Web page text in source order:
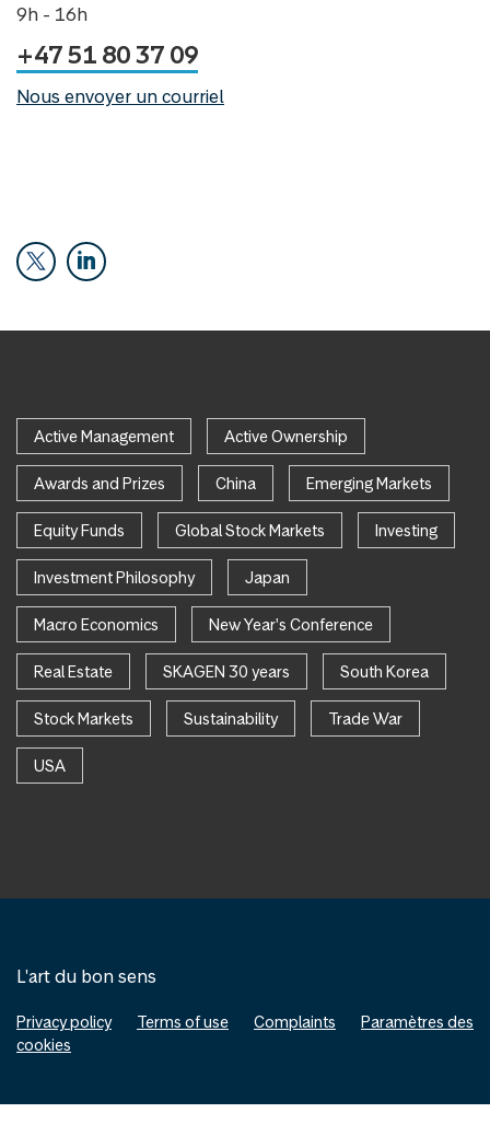
9h - 16h
+47 51 80 37 09
Nous envoyer un courriel
Active Management Active Ownership
Awards and Prizes China Emerging Markets
Equity Funds Global Stock Markets Investing
Investment Philosophy Japan
Macro Economics New Year's Conference
Real Estate SKAGEN 30 years South Korea
Stock Markets Sustainability Trade War
USA
L'art du bon sens
Privacy policy Terms of use Complaints
Paramètres des
cookies